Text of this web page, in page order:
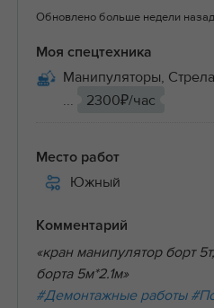
Обновлено больше недели назад
Моя спецтехника
Манипуляторы,
...
2300₽/час
Место работ
Южный
Комментарий
«кран манипулятор борт
борта 5м*2.1м»
#Демонтажные работы